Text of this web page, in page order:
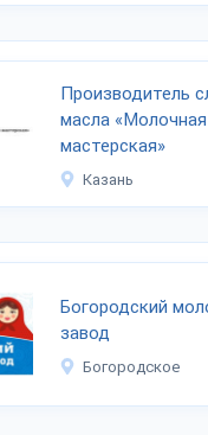
Производитель
масла «Молочная
мастерская»
Казань
Богородский
завод
Богородское